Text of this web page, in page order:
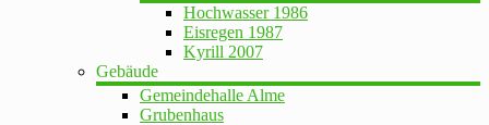
Hochwasser 1986
Eisregen 1987
Kyrill 2007
Gebäude
Gemeindehalle Alme
Grubenhaus